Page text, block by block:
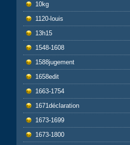
10kg
1120-louis
13h15
1548-1608
1588jugement
1658edit
1663-1754
1671déclaration
1673-1699
1673-1800